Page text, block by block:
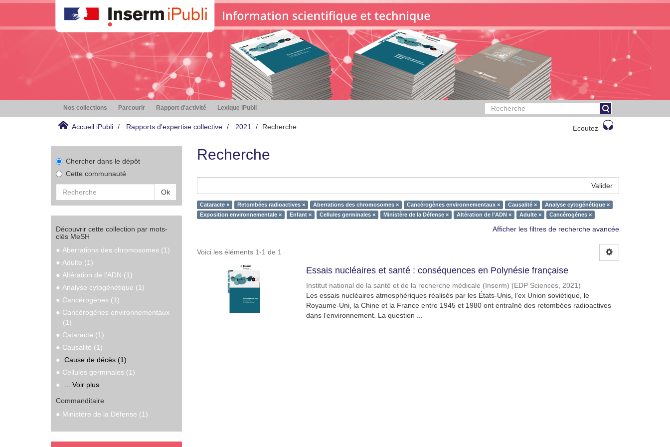
Nos collections Parcourir Rapport d'activité Lexique iPubli
Accueil iPubli Rapports d'expertise collective 2021 Recherche Ecoutez
Chercher dans le dépôt
Cette communauté
Ok
Découvrir cette collection par mots-
clés MeSH
Aberrations des chromosomes (1)
Adulte (1)
Altération de l'ADN (1)
Analyse cytogénétique (1)
Cancérogènes (1)
Cancérogènes environnementaux
(1)
Cataracte (1)
Causalité (1)
Cause de décès (1)
Cellules germinales (1)
... Voir plus
Commanditaire
Ministère de la Défense (1)
Recherche
Valider
Cataracte × Retombées radioactives × Aberrations des chromosomes × Cancérogènes environnementaux × Causalité ×
Analyse cytogénétique ×
Exposition environnementale ×
Enfant × Cellules germinales × Ministère de la Défense × Altération de l'ADN × Adulte × Cancérogènes ×
Afficher les filtres de recherche avancée
Voici les éléments 1-1 de 1
Essais nucléaires et santé : conséquences en Polynésie française
Institut national de la santé et de la recherche médicale (Inserm) (EDP Sciences, 2021)
Les essais nucléaires atmosphériques réalisés par les États-Unis, l’ex Union soviétique, le
Royaume-Uni, la Chine et la France entre 1945 et 1980 ont entraîné des retombées radioactives
dans l’environnement. La question ...